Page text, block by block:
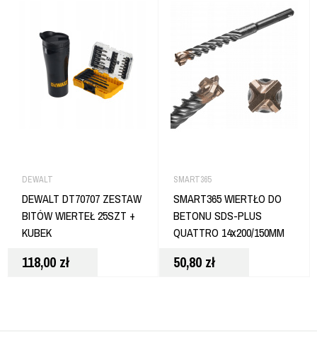
DEWALT
DEWALT DT70707 ZESTAW
BITÓW WIERTEŁ 25SZT +
KUBEK
118,00 zł
SMART365
SMART365 WIERTŁO DO
BETONU SDS-PLUS
QUATTRO 14x200/150MM
50,80 zł